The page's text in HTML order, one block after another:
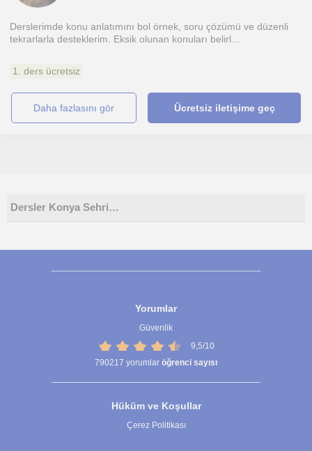
Derslerimde konu anlatımını bol örnek, soru çözümü ve düzenli
tekrarlarla desteklerim. Eksik olunan konuları belirl...
1. ders ücretsiz
daha fazlasını gör Ücretsiz iletişime geç
Dersler Konya Sehri…
Yorumlar
Güvenlik
9,5/10
790217 yorumlar öğrenci sayısı
Hüküm ve Koşullar
Çerez Politikası